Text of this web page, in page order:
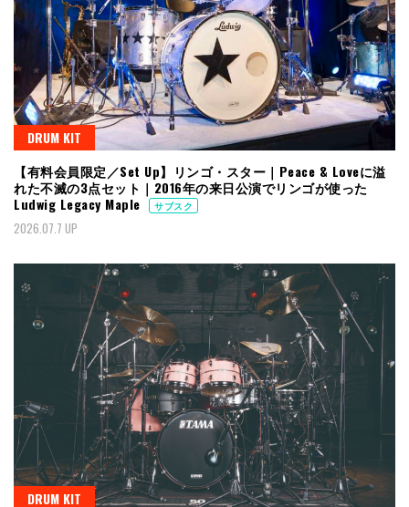
DRUM KIT
【有料会員限定／Set Up】リンゴ・スター｜Peace & Loveに溢
れた不滅の3点セット｜2016年の来日公演でリンゴが使った
Ludwig Legacy Maple
サブスク
2026.07.7 UP
DRUM KIT